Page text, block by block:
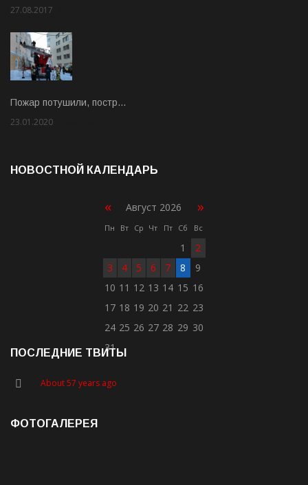
27.08.2017
Пожар потушили, постр…
23.01.2020
НОВОСТНОЙ КАЛЕНДАРЬ
« Август 2026 »
Пн Вт Ср Чт Пт Сб Вс
1
2
3
4 5 6 7 8
9
10 11 12 13 14 15 16
17 18 19 20 21 22 23
24 25 26 27 28 29 30
31
ПОСЛЕДНИЕ ТВИТЫ
About 57 years ago
ФОТОГАЛЕРЕЯ